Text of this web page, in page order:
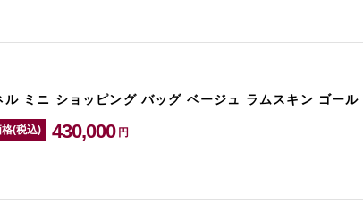
ル ミニ ショッピング バッグ ベージュ ラムスキン ゴー
(税込) 430,000 円